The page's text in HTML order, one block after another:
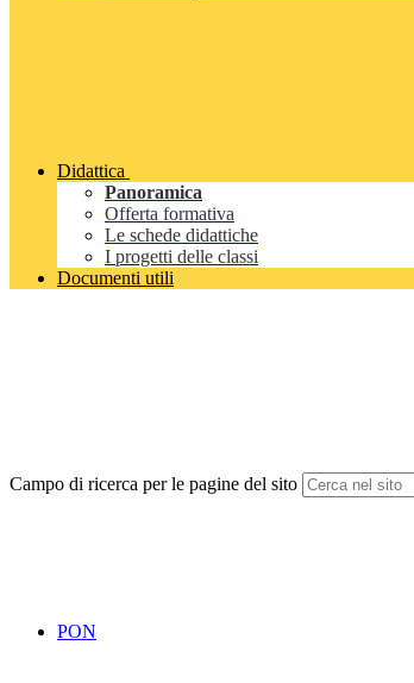
Didattica
Panoramica
Offerta formativa
Le schede didattiche
I progetti delle classi
Documenti utili
Campo di ricerca per le pagine del sito
PON